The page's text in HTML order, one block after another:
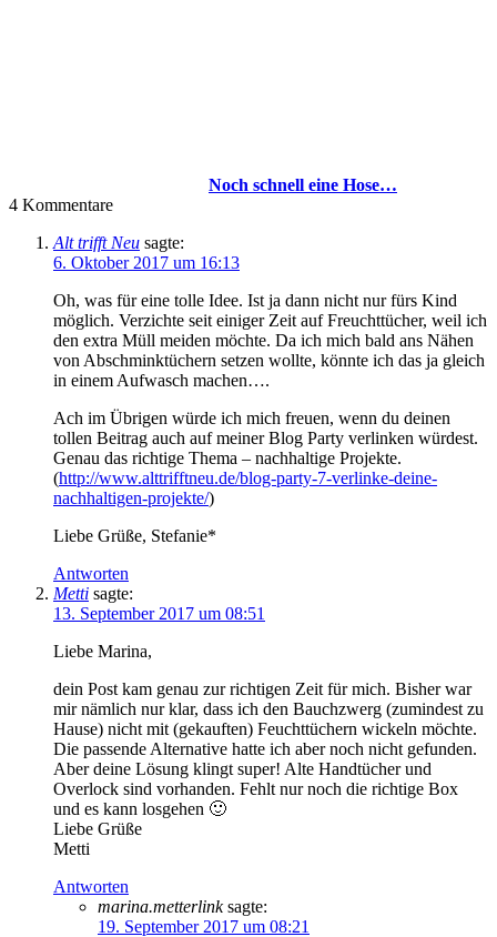
Noch schnell eine Hose…
4 Kommentare
Alt trifft Neu sagte:
6. Oktober 2017 um 16:13
Oh, was für eine tolle Idee. Ist ja dann nicht nur fürs Kind
möglich. Verzichte seit einiger Zeit auf Freuchttücher, weil ich
den extra Müll meiden möchte. Da ich mich bald ans Nähen
von Abschminktüchern setzen wollte, könnte ich das ja gleich
in einem Aufwasch machen….
Ach im Übrigen würde ich mich freuen, wenn du deinen
tollen Beitrag auch auf meiner Blog Party verlinken würdest.
Genau das richtige Thema – nachhaltige Projekte.
(http://www.alttrifftneu.de/blog-party-7-verlinke-deine-
nachhaltigen-projekte/)
Liebe Grüße, Stefanie*
Antworten
Metti sagte:
13. September 2017 um 08:51
Liebe Marina,
dein Post kam genau zur richtigen Zeit für mich. Bisher war
mir nämlich nur klar, dass ich den Bauchzwerg (zumindest zu
Hause) nicht mit (gekauften) Feuchttüchern wickeln möchte.
Die passende Alternative hatte ich aber noch nicht gefunden.
Aber deine Lösung klingt super! Alte Handtücher und
Overlock sind vorhanden. Fehlt nur noch die richtige Box
und es kann losgehen 🙂
Liebe Grüße
Metti
Antworten
marina.metterlink sagte:
19. September 2017 um 08:21